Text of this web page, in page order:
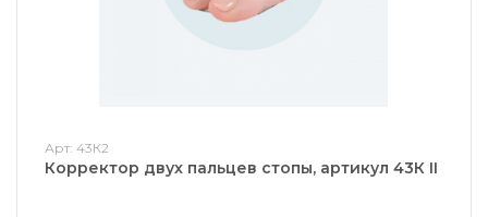
Арт: 43К2
Корректор двух пальцев стопы, артикул 43К II